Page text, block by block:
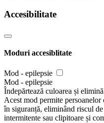
Accesibilitate
Moduri accesiblitate
Mod - epilepsie
Mod - epilepsie
Îndepărtează culoarea și
Acest mod permite
în siguranță, eliminând riscul
intermitente sau clipitoare și